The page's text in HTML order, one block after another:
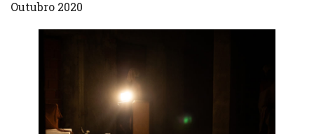
Outubro 2020